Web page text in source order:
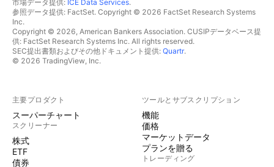
市場データ提供: ICE Data Services.
参照データ提供: FactSet. Copyright © 2026 FactSet Research Systems
Inc.
Copyright © 2026, American Bankers Association. CUSIPデータベース提
供: FactSet Research Systems Inc. All rights reserved.
SEC提出書類およびその他ドキュメント提供: Quartr.
© 2026 TradingView, Inc.
主要プロダクト
スーパーチャート
スクリーナー
株式
ETF
債券
ツールとサブスクリプション
機能
価格
マーケットデータ
プランを贈る
トレーディング